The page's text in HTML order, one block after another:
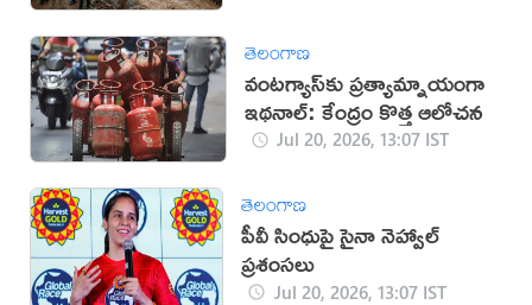
తెలంగాణ
వంటగ్యాస్‌కు ప్రత్యామ్నాయంగా
ఇథనాల్: కేంద్రం కొత్త ఆలోచన
Jul 20, 2026, 13:07 IST
తెలంగాణ
పీవీ సింధుపై సైనా నెహ్వాల్
ప్రశంసలు
Jul 20, 2026, 13:07 IST